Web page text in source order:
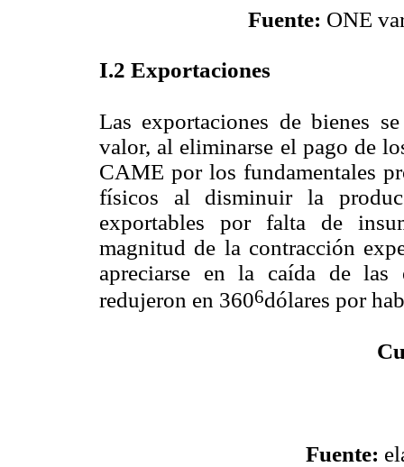
Fuente: ONE
I.2 Exportaciones
Las exportaciones de bienes
valor, al eliminarse el pago de
CAME por los fundamentales
físicos al disminuir la
exportables por falta de
magnitud de la contracción
apreciarse en la caída de las
redujeron en 3606dólares por
Fuente: